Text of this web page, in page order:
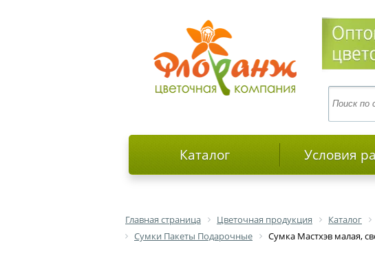
Каталог Условия
Главная страница Цветочная продукция Каталог
Сумки Пакеты Подарочные
Сумка Мастхэв малая,